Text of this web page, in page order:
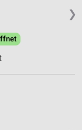
❯